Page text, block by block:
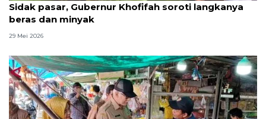
Sidak pasar, Gubernur Khofifah soroti langkanya
beras dan minyak
29 Mei 2026